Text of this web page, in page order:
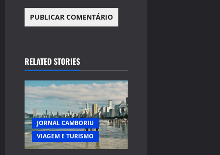
RELATED STORIES
JORNAL CAMBORIU
VIAGEM E TURISMO